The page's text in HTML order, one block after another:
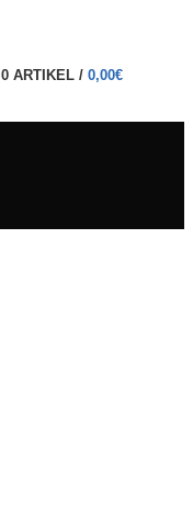
0 ARTIKEL / 0,00€